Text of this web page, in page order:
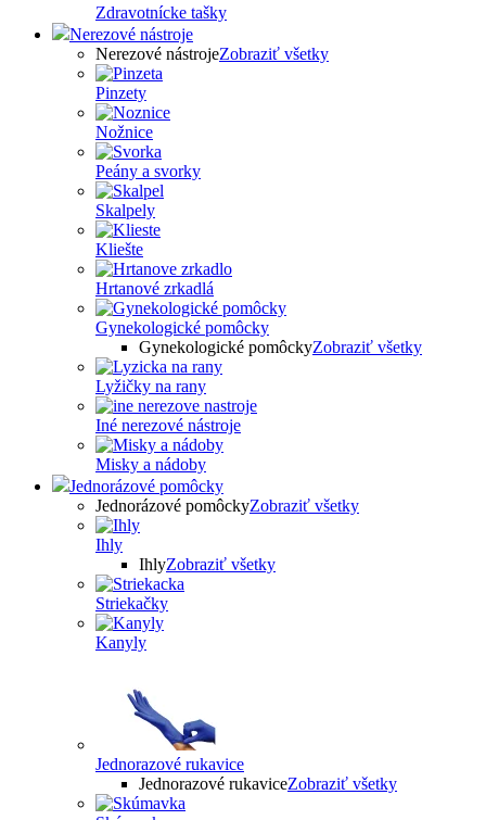
Zdravotnícke tašky
Nerezové nástroje
Nerezové nástrojeZobraziť všetky
Pinzety
Nožnice
Peány a svorky
Skalpely
Kliešte
Hrtanové zrkadlá
Gynekologické pomôcky
Gynekologické pomôckyZobraziť všetky
Lyžičky na rany
Iné nerezové nástroje
Misky a nádoby
Jednorázové pomôcky
Jednorázové pomôckyZobraziť všetky
Ihly
IhlyZobraziť všetky
Striekačky
Kanyly
Jednorazové rukavice
Jednorazové rukaviceZobraziť všetky